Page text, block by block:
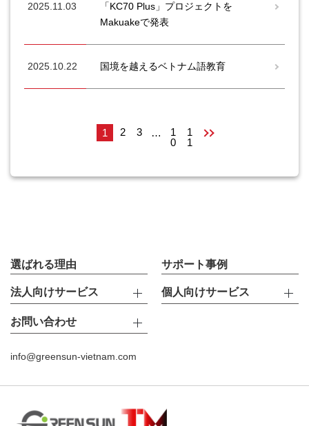
2025.11.03
「KC70 Plus」プロジェクトを
Makuakeで発表
2025.10.22 国境を越えるベトナム語教育
1 2 3 …
1
0
1
1
選ばれる理由 サポート事例
法人向けサービス 個人向けサービス
お問い合わせ
info@greensun-vietnam.com